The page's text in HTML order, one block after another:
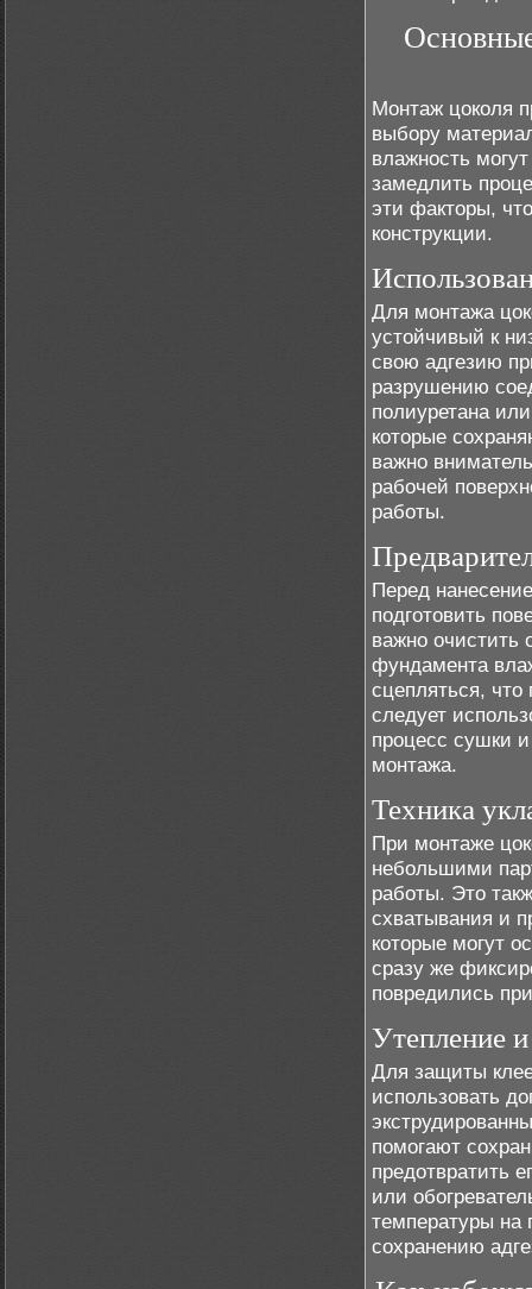
Монтаж цоколя
выбору
влажность
замедлить
эти факторы,
конструкции.
Для монтажа
устойчивый к
свою адгезию
разрушению
полиуретана
которые
важно
рабочей
работы.
Перед
подготовить
важно очистить
фундамента
сцепляться,
следует
процесс сушки
монтажа.
Техника
При монтаже
небольшими
работы. Это
схватывания и
которые могут
сразу же
повредились
Утепление
Для защиты
использовать
помогают
предотвратить
или
температуры на
сохранению